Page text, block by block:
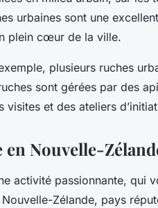
urbaines sont une
plein cœur de la ville.
plusieurs ruches
sont gérées par des
visites et des ateliers
en Nouvelle-
activité passionnante, qui
Zélande, pays